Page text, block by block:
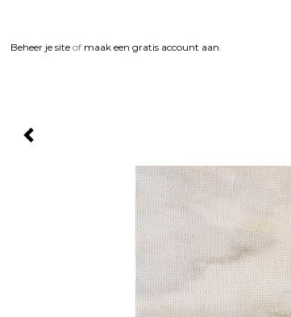
Beheer je site of maak een gratis account aan.